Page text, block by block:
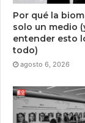
Por qué la
solo un medio
entender esto
todo)
agosto 6, 2026